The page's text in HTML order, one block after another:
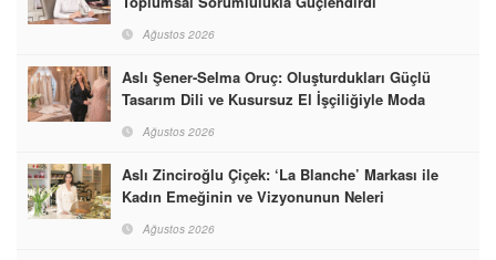
Ağustos 2026
Aslı Şener-Selma Oruç: Oluşturdukları Güçlü
Tasarım Dili ve Kusursuz El İşçiliğiyle Moda
Dünyasına İmzalarını Attılar
Ağustos 2026
Aslı Zinciroğlu Çiçek: ‘La Blanche’ Markası ile
Kadın Emeğinin ve Vizyonunun Neleri
Başarabileceğinin En Güzel Örneğini Sunuyor
Ağustos 2026